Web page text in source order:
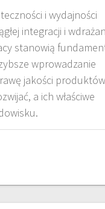
i wydajności
integracji i
stanowią
wprowadzanie
jakości
a ich właściwe